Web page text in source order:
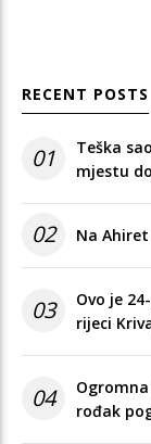
RECENT POSTS
01
Teška
mjestu
02 Na Ahiret
03
Ovo je
rijeci
04
rođak